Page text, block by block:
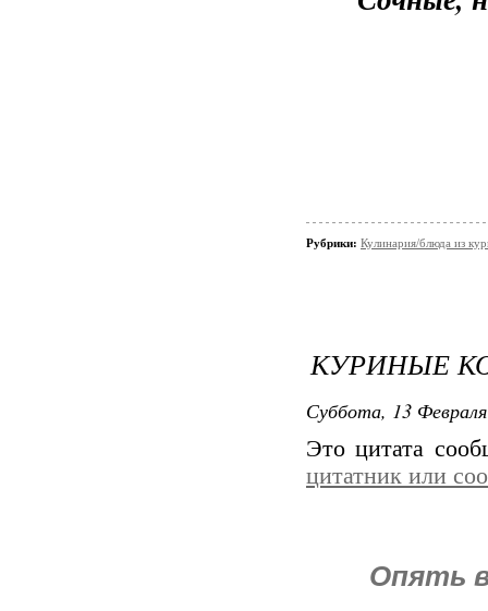
Рубрики: Кулинария/блюда из
КУРИНЫЕ
Суббота, 13
Это цитата
цитатник или
Опять